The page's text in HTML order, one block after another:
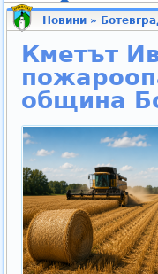
Новини»
Кметът
община